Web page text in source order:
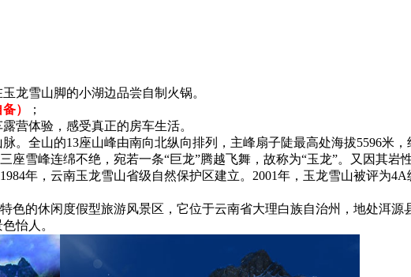
龙雪山脚的小湖边品尝自制火锅。
）
；
露营体验，感受真正的房车生活。
。全山的13座山峰由南向北纵向排列，主峰扇子陡最高处海拔5596米
雪峰连绵不绝，宛若一条“巨龙”腾越飞舞，故称为“玉龙”。又因其岩
年，云南玉龙雪山省级自然保护区建立。2001年，玉龙雪山被评为
色的休闲度假型旅游风景区，它位于云南省大理白族自治州，地处洱源
怡人。